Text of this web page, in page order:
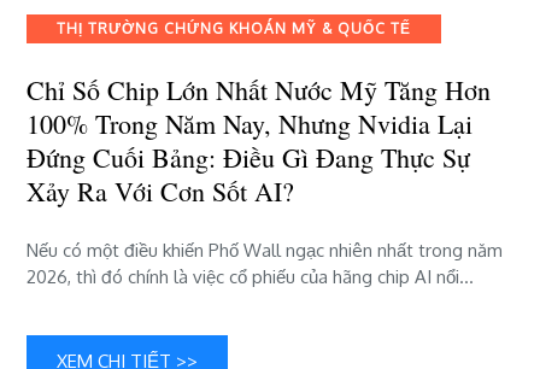
số
chip
nhất
nước
Mỹ
tăng
hơn
trong
năm
nhưng
Nvidia
Categories
THỊ TRƯỜNG CHỨNG KHOÁN MỸ & QUỐC TẾ
Chỉ Số Chip Lớn Nhất Nước Mỹ Tăng Hơn
100% Trong Năm Nay, Nhưng Nvidia Lại
Đứng Cuối Bảng: Điều Gì Đang Thực Sự
Xảy Ra Với Cơn Sốt AI?
Nếu có một điều khiến Phố Wall ngạc nhiên nhất trong năm
2026, thì đó chính là việc cổ phiếu của hãng chip AI nổi…
XEM CHI TIẾT >>